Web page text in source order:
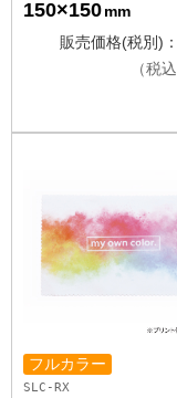
150×150mm
販売価格(税別)：
（税込
フルカラー
SLC-RX